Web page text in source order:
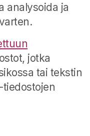
analysoida ja
jotka
tai tekstin
tiedostojen